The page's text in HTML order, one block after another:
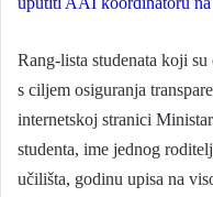
Rang-lista studenata koji
s ciljem osiguranja
internetskoj stranici
studenta, ime jednog
učilišta, godinu upisa na